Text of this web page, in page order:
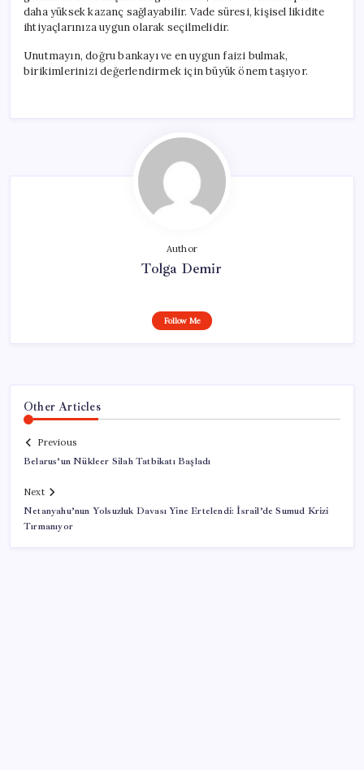
daha yüksek kazanç sağlayabilir. Vade süresi, kişisel likidite
ihtiyaçlarınıza uygun olarak seçilmelidir.
Unutmayın, doğru bankayı ve en uygun faizi bulmak,
birikimlerinizi değerlendirmek için büyük önem taşıyor.
Author
Tolga Demir
Follow Me
Other Articles
Previous
Belarus’un Nükleer Silah Tatbikatı Başladı
Next
Netanyahu’nun Yolsuzluk Davası Yine Ertelendi: İsrail’de Sumud Krizi
Tırmanıyor